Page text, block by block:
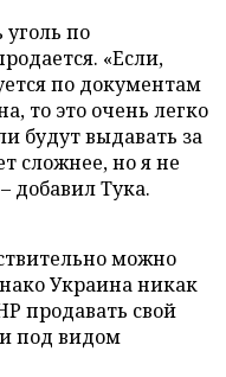
по
«Если,
по документам
то это очень легко
будут выдавать за
сложнее, но я не
добавил Тука.
можно
Украина никак
продавать свой
и под видом